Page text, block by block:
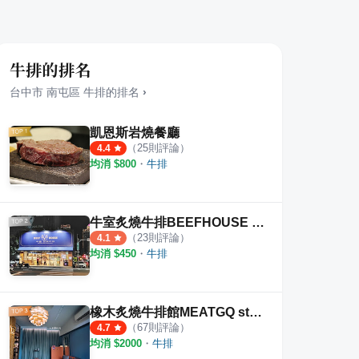
牛排的排名
台中市 南屯區 牛排的排名 ›
凱恩斯岩燒餐廳
4.4 （ 25則評論）
均消 $800 ・ 牛排
牛室炙燒牛排BEEFHOUSE 台中大墩店
4.1 （ 23則評論）
均消 $450 ・ 牛排
橡木炙燒牛排館MEATGQ steak
4.7 （67則評論）
均消 $2000 ・ 牛排